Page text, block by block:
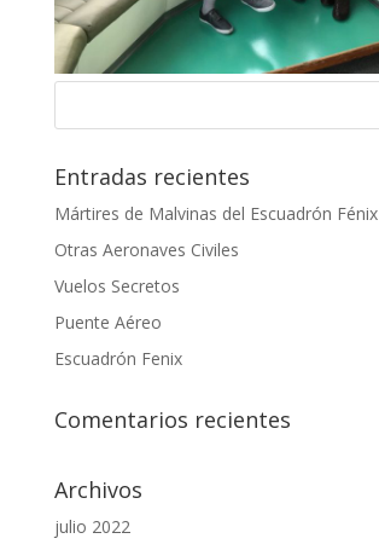
Entradas recientes
Mártires de Malvinas del Escuadrón Fénix
Otras Aeronaves Civiles
Vuelos Secretos
Puente Aéreo
Escuadrón Fenix
Comentarios recientes
Archivos
julio 2022